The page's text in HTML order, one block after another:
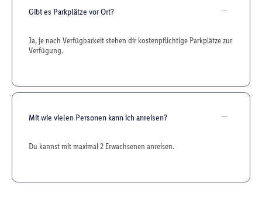
Gibt es Parkplätze vor Ort?
Ja, je nach Verfügbarkeit stehen dir kostenpflichtige Parkplätze zur
Verfügung.
Mit wie vielen Personen kann ich anreisen?
Du kannst mit maximal 2 Erwachsenen anreisen.